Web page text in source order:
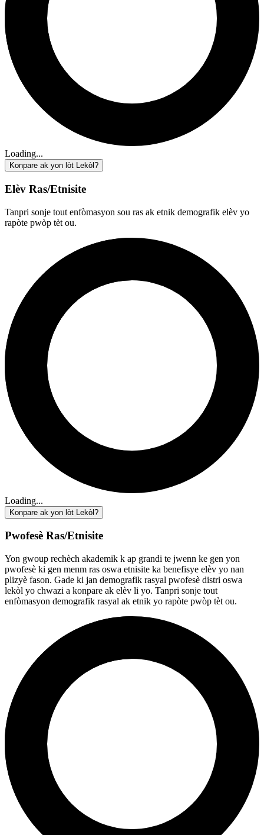
Loading...
Konpare ak yon lòt Lekòl?
Elèv Ras/Etnisite
Tanpri sonje tout enfòmasyon sou ras ak etnik demografik elèv yo
rapòte pwòp tèt ou.
Loading...
Konpare ak yon lòt Lekòl?
Pwofesè Ras/Etnisite
Yon gwoup rechèch akademik k ap grandi te jwenn ke gen yon
pwofesè ki gen menm ras oswa etnisite ka benefisye elèv yo nan
plizyè fason. Gade ki jan demografik rasyal pwofesè distri oswa
lekòl yo chwazi a konpare ak elèv li yo. Tanpri sonje tout
enfòmasyon demografik rasyal ak etnik yo rapòte pwòp tèt ou.